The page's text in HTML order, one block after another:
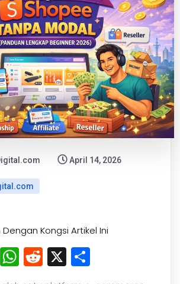
April 14, 2026
Kongsi Artikel Ini
Pinterest
WhatsApp
Reddit
X